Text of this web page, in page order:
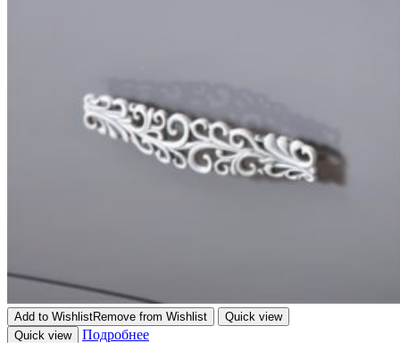
Add to WishlistRemove from Wishlist
Quick view
Quick view
Подробнее